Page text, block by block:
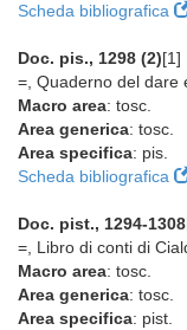
Scheda bibliografica
Doc. pis., 1298 (2)[1]
=, Quaderno del dare
Macro area: tosc.
Area generica: tosc.
Area specifica: pis.
Scheda bibliografica
Doc. pist., 1294-1308
=, Libro di conti di
Macro area: tosc.
Area generica: tosc.
Area specifica: pist.